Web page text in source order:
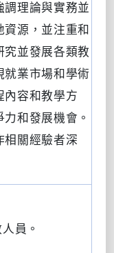
調理論與實務並
源，並注重和
究並發展各類教
就業市場和學術
內容和教學方
和發展機會。
相關經驗者深
員。